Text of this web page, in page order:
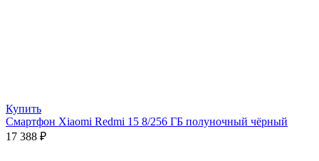
Купить
Смартфон Xiaomi Redmi 15 8/256 ГБ полуночный чёрный
17 388 ₽